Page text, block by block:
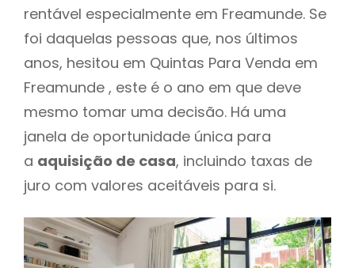
rentável especialmente em Freamunde. Se
foi daquelas pessoas que, nos últimos
anos, hesitou em Quintas Para Venda em
Freamunde , este é o ano em que deve
mesmo tomar uma decisão. Há uma
janela de oportunidade única para
a aquisição de casa, incluindo taxas de
juro com valores aceitáveis para si.